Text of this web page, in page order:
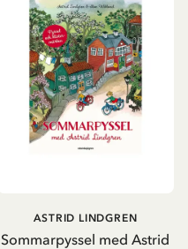
Sommarpyssel med Astrid
ASTRID LINDGREN